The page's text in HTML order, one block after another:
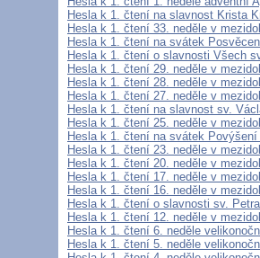
Hesla k 1. čtení na slavnost Krista
Hesla k 1. čtení 33. neděle v
Hesla k 1. čtení na svátek
Hesla k 1. čtení o slavnosti Všech
Hesla k 1. čtení 29. neděle v
Hesla k 1. čtení 28. neděle v
Hesla k 1. čtení 27. neděle v
Hesla k 1. čtení na slavnost sv.
Hesla k 1. čtení 25. neděle v
Hesla k 1. čtení na svátek
Hesla k 1. čtení 23. neděle v
Hesla k 1. čtení 20. neděle v
Hesla k 1. čtení 17. neděle v
Hesla k 1. čtení 16. neděle v
Hesla k 1. čtení o slavnosti sv.
Hesla k 1. čtení 12. neděle v
Hesla k 1. čtení 6. neděle
Hesla k 1. čtení 5. neděle